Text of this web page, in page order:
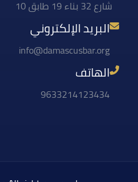
شارع 32 بناء 19 طابق 10
البريد الإلكتروني
info@damascusbar.org
الهاتف
9633214123434